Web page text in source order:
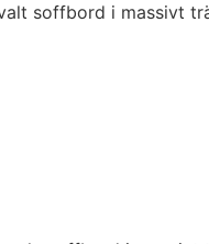
soffbord i massivt